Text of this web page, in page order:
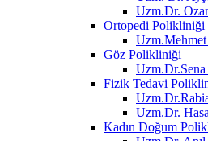
Uzm.Dr.
Ortopedi Polikliniği
Göz Polikliniği
Fizik Tedavi
Uzm.Dr.
Kadın Doğum